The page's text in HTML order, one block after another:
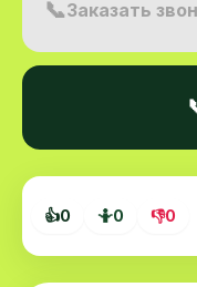
👍0 🤷0 👎0
📞Заказать